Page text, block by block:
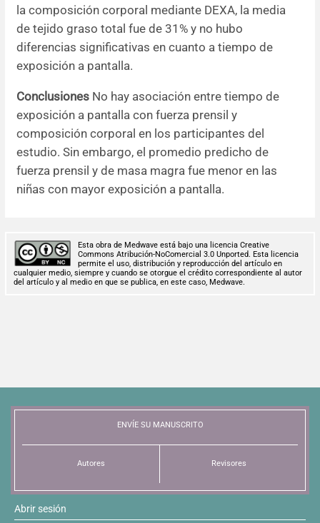
la composición corporal mediante DEXA, la media
de tejido graso total fue de 31% y no hubo
diferencias significativas en cuanto a tiempo de
exposición a pantalla.
Conclusiones No hay asociación entre tiempo de
exposición a pantalla con fuerza prensil y
composición corporal en los participantes del
estudio. Sin embargo, el promedio predicho de
fuerza prensil y de masa magra fue menor en las
niñas con mayor exposición a pantalla.
Esta obra de Medwave está bajo una licencia Creative
Commons Atribución-NoComercial 3.0 Unported. Esta licencia
permite el uso, distribución y reproducción del artículo en
cualquier medio, siempre y cuando se otorgue el crédito correspondiente al autor
del artículo y al medio en que se publica, en este caso, Medwave.
ENVÍE SU MANUSCRITO
Autores Revisores
Abrir sesión